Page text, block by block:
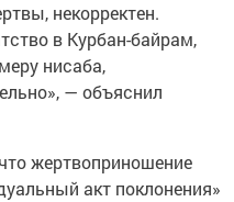
некорректен.
в Курбан-байрам,
нисаба,
— объяснил
жертвоприношение
акт поклонения»